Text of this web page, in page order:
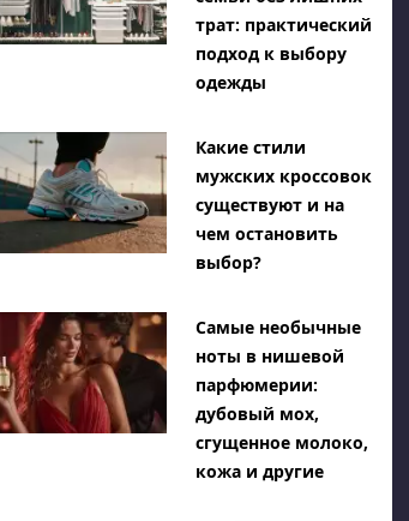
трат: практический
подход к выбору
одежды
Какие стили
мужских кроссовок
существуют и на
чем остановить
выбор?
Самые необычные
ноты в нишевой
парфюмерии:
дубовый мох,
сгущенное молоко,
кожа и другие